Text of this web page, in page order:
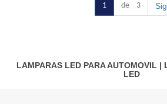
1 de 3
LAMPARAS LED PARA AUTOMOVIL |
LED